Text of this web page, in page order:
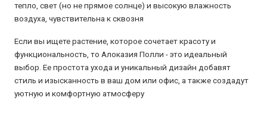
тепло, свет (но не прямое солнце) и высокую влажность
воздуха, чувствительна к сквозня
Если вы ищете растение, которое сочетает красоту и
функциональность, то Алоказия Полли - это идеальный
выбор. Ее простота ухода и уникальный дизайн добавят
стиль и изысканность в ваш дом или офис, а также создадут
уютную и комфортную атмосферу